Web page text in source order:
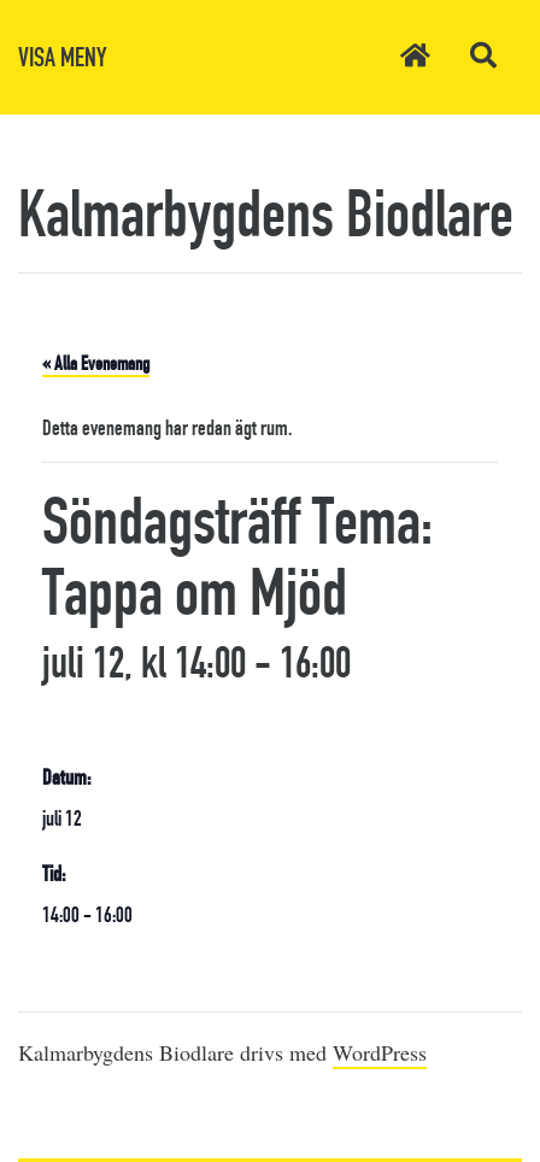
VISA MENY
Kalmarbygdens Biodlare
« Alla Evenemang
Detta evenemang har redan ägt rum.
Söndagsträff Tema:
Tappa om Mjöd
juli 12, kl 14:00- 16:00
Datum:
juli 12
Tid:
14:00 - 16:00
Kalmarbygdens Biodlare drivs med WordPress